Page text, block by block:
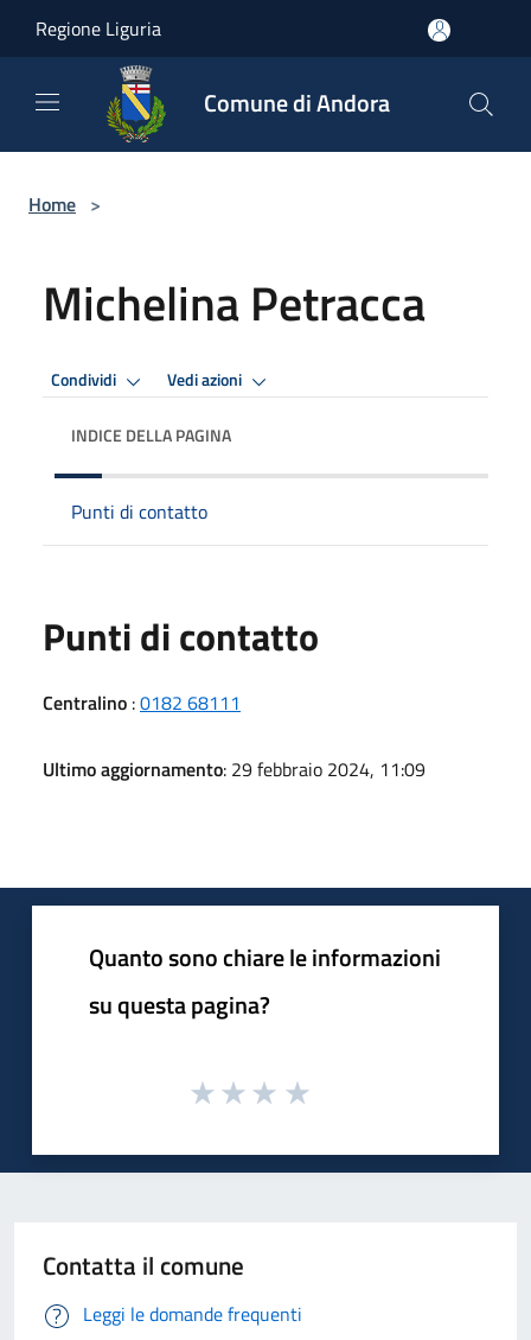
Regione Liguria
Comune di Andora
Home >
Michelina Petracca
Condividi Vedi azioni
INDICE DELLA PAGINA
Punti di contatto
Punti di contatto
Centralino :0182 68111
Ultimo aggiornamento: 29 febbraio 2024, 11:09
Quanto sono chiare le informazioni
su questa pagina?
Contatta il comune
Leggi le domande frequenti